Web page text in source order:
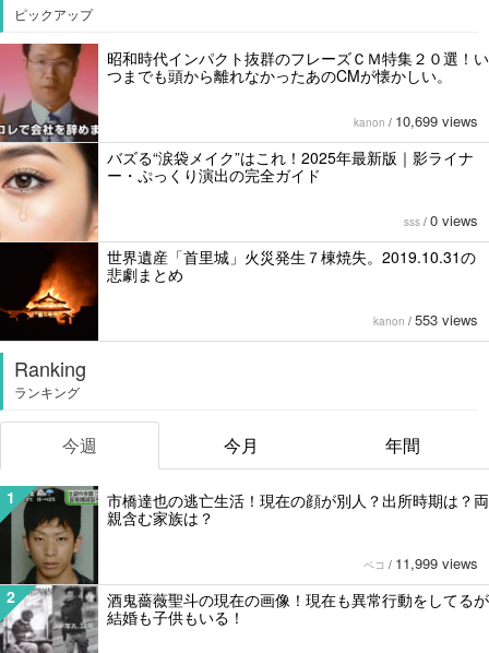
ピックアップ
昭和時代インパクト抜群のフレーズＣＭ特集２０選！い
つまでも頭から離れなかったあのCMが懐かしい。
kanon / 10,699 views
バズる“涙袋メイク”はこれ！2025年最新版｜影ライナ
ー・ぷっくり演出の完全ガイド
sss / 0 views
世界遺産「首里城」火災発生７棟焼失。2019.10.31の
悲劇まとめ
kanon / 553 views
Ranking
ランキング
今週 今月 年間
1
市橋達也の逃亡生活！現在の顔が別人？出所時期は？両
親含む家族は？
ペコ / 11,999 views
2
酒鬼薔薇聖斗の現在の画像！現在も異常行動をしてるが
結婚も子供もいる！